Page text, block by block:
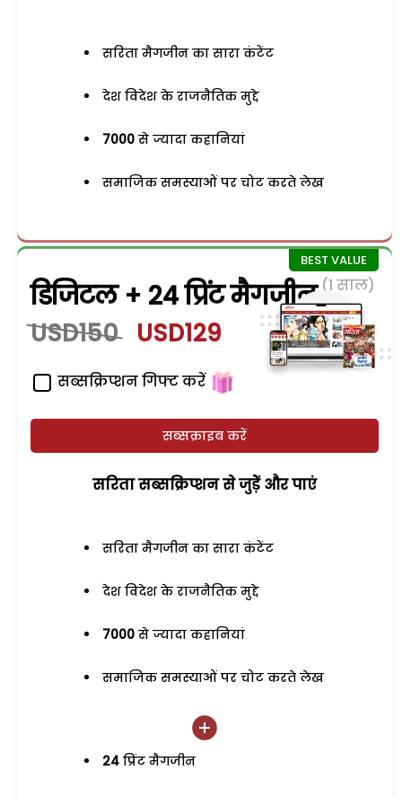
सरिता मैगजीन का सारा कंटेंट
देश विदेश के राजनैतिक मुद्दे
7000 से ज्यादा कहानियां
समाजिक समस्याओं पर चोट करते लेख
डिजिटल + 24 प्रिंट मैगजीन (1 साल)
USD150 USD129
सब्सक्रिप्शन गिफ्ट करें
सब्सक्राइब करें
सरिता सब्सक्रिप्शन से जुड़ेें और पाएं
सरिता मैगजीन का सारा कंटेंट
देश विदेश के राजनैतिक मुद्दे
7000 से ज्यादा कहानियां
समाजिक समस्याओं पर चोट करते लेख
24 प्रिंट मैगजीन